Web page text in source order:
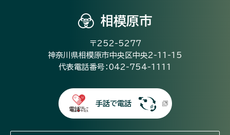
相模原市
〒252-5277
神奈川県相模原市中央区中央2-11-15
代表電話番号：042-754-1111
手話で電話